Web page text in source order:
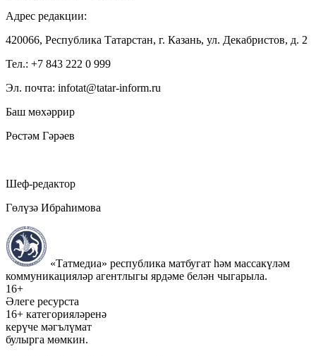
Адрес редакции:
420066, Республика Татарстан, г. Казань, ул. Декабристов, д. 2
Тел.: +7 843 222 0 999
Эл. почта: infotat@tatar-inform.ru
Баш мөхәррир
Рөстәм Гәрәев
Шеф-редактор
Гөлүзә Ибраһимова
«Татмедиа» республика матбугат һәм массакүләм
коммуникацияләр агентлыгы ярдәме белән чыгарыла.
16+
Әлеге ресурста
16+ категорияләренә
керүче мәгълүмат
булырга мөмкин.